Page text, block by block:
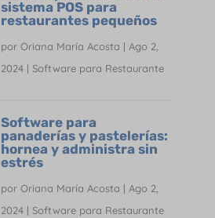
sistema POS para
restaurantes pequeños
por Oriana María Acosta | Ago 2,
2024| Software para Restaurante
Software para
panaderías y pastelerías:
hornea y administra sin
estrés
por Oriana María Acosta | Ago 2,
2024| Software para Restaurante